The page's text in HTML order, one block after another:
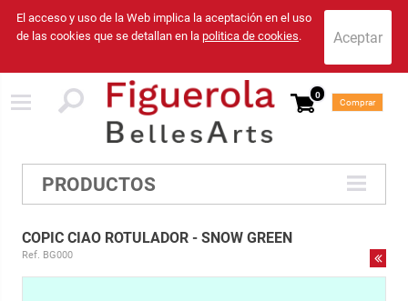
El acceso y uso de la Web implica la aceptación en el uso
de las cookies que se detallan en la politica de cookies.
0
Comprar
PRODUCTOS
COPIC CIAO ROTULADOR - SNOW GREEN
Ref. BG000